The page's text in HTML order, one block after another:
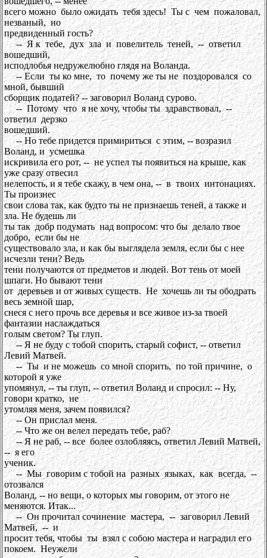
всего можно было ожидать тебя здесь! Ты с чем пожаловал,
незваный, но
предвиденный гость?
-- Я к тебе, дух зла и повелитель теней, -- ответил
вошедший,
исподлобья недружелюбно глядя на Воланда.
-- Если ты ко мне, то почему же ты не поздоровался со
мной, бывший
сборщик податей? -- заговорил Воланд сурово.
-- Потому что я не хочу, чтобы ты здравствовал, --
ответил дерзко
вошедший.
-- Но тебе придется примириться с этим, -- возразил
Воланд, и усмешка
искривила его рот, -- не успел ты появиться на крыше, как
уже сразу отвесил
нелепость, и я тебе скажу, в чем она, -- в твоих интонациях.
Ты произнес
свои слова так, как будто ты не признаешь теней, а также и
зла. Не будешь ли
ты так добр подумать над вопросом: что бы делало твое
добро, если бы не
существовало зла, и как бы выглядела земля, если бы с нее
исчезли тени? Ведь
тени получаются от предметов и людей. Вот тень от моей
шпаги. Но бывают тени
от деревьев и от живых существ. Не хочешь ли ты ободрать
весь земной шар,
снеся с него прочь все деревья и все живое из-за твоей
фантазии наслаждаться
голым светом? Ты глуп.
-- Я не буду с тобой спорить, старый софист, -- ответил
Левий Матвей.
-- Ты и не можешь со мной спорить, по той причине, о
которой я уже
упомянул, -- ты глуп, -- ответил Воланд и спросил: -- Ну,
говори кратко, не
утомляя меня, зачем появился?
-- Он прислал меня.
-- Что же он велел передать тебе, раб?
-- Я не раб, -- все более озлобляясь, ответил Левий Матвей,
-- я его
ученик.
-- Мы говорим с тобой на разных языках, как всегда, --
отозвался
Воланд, -- но вещи, о которых мы говорим, от этого не
меняются. Итак...
-- Он прочитал сочинение мастера, -- заговорил Левий
Матвей, -- и
просит тебя, чтобы ты взял с собою мастера и наградил его
покоем. Неужели